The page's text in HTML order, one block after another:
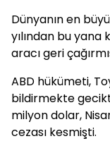
Dünyanın en
yılından bu
aracı geri
ABD hükümeti,
bildirmekte
milyon dolar,
cezası kesmişti.